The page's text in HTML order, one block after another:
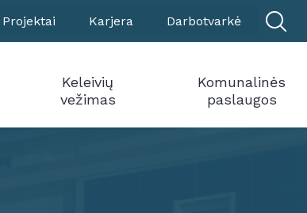
Projektai Karjera Darbotvarkė
Keleivių
vežimas
Komunalinės
paslaugos